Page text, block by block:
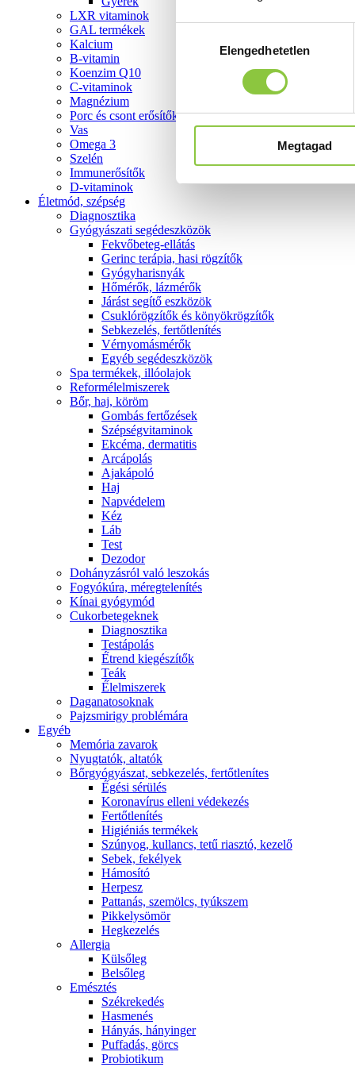
kiválasztásaElengedhetetlen
Megtagad
LXR vitaminok
GAL termékek
Kalcium
B-vitamin
Koenzim Q10
C-vitaminok
Magnézium
Porc és csont erősítők
Vas
Omega 3
Szelén
Immunerősítők
D-vitaminok
Életmód, szépség
Diagnosztika
Gyógyászati segédeszközök
Fekvőbeteg-ellátás
Gerinc terápia, hasi rögzítők
Gyógyharisnyák
Hőmérők, lázmérők
Járást segítő eszközök
Csuklórögzítők és könyökrögzítők
Sebkezelés, fertőtlenítés
Vérnyomásmérők
Egyéb segédeszközök
Spa termékek, illóolajok
Reformélelmiszerek
Bőr, haj, köröm
Gombás fertőzések
Szépségvitaminok
Ekcéma, dermatitis
Arcápolás
Ajakápoló
Haj
Napvédelem
Kéz
Láb
Test
Dezodor
Dohányzásról való leszokás
Fogyókúra, méregtelenítés
Kínai gyógymód
Cukorbetegeknek
Diagnosztika
Testápolás
É́trend kiegészítők
Teák
É́lelmiszerek
Daganatosoknak
Pajzsmirigy problémára
Egyéb
Memória zavarok
Nyugtatók, altatók
Bőrgyógyászat, sebkezelés, fertőtlenítes
É́gési sérülés
Koronavírus elleni védekezés
Fertőtlenítés
Higiéniás termékek
Szúnyog, kullancs, tetű riasztó, kezelő
Sebek, fekélyek
Hámosító
Herpesz
Pattanás, szemölcs, tyúkszem
Pikkelysömör
Hegkezelés
Allergia
Külsőleg
Belsőleg
Emésztés
Székrekedés
Hasmenés
Hányás, hányinger
Puffadás, görcs
Probiotikum